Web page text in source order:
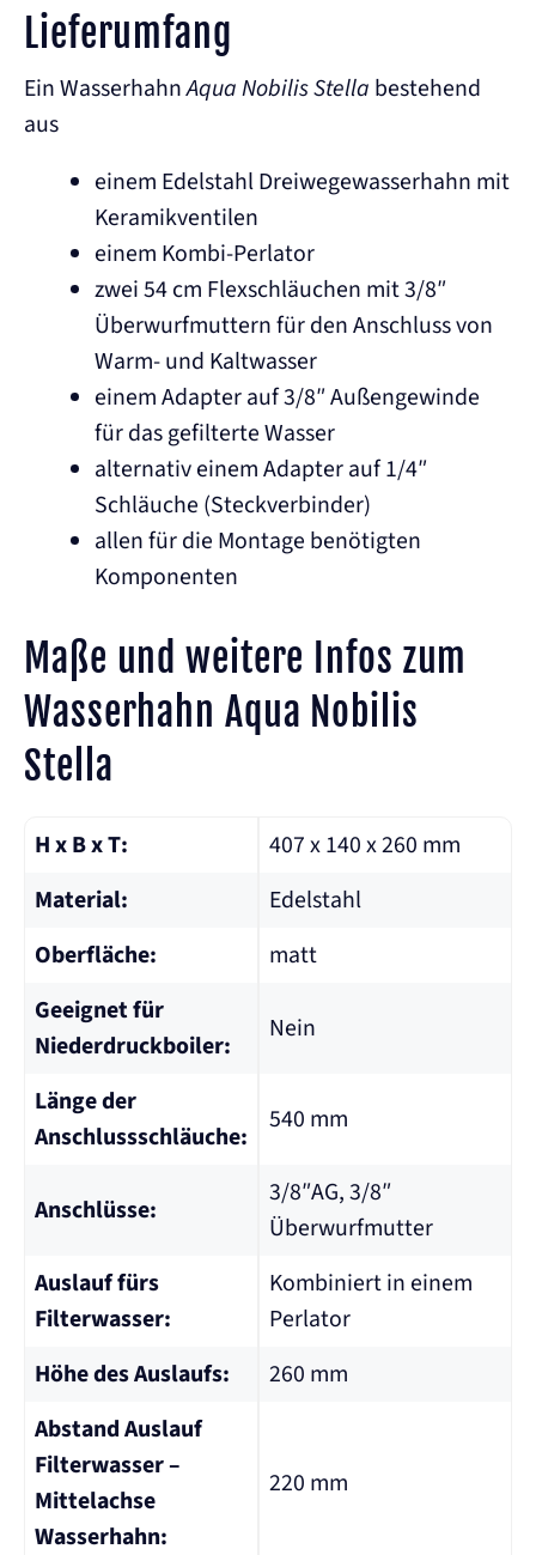
Lieferumfang
Ein WasserhahnAqua Nobilis Stella bestehend
aus
einem Edelstahl Dreiwegewasserhahn mit
Keramikventilen
einem Kombi-Perlator
zwei 54 cm Flexschläuchen mit 3/8″
Überwurfmuttern für den Anschluss von
Warm- und Kaltwasser
einem Adapter auf 3/8″ Außengewinde
für das gefilterte Wasser
alternativ einem Adapter auf 1/4″
Schläuche (Steckverbinder)
allen für die Montage benötigten
Komponenten
Maße und weitere Infos zum
Wasserhahn Aqua Nobilis
Stella
H x B x T:
407 x 140 x 260 mm
Material:
Edelstahl
Oberfläche:
matt
Geeignet für
Niederdruckboiler:
Nein
Länge der
Anschlussschläuche:
540 mm
Anschlüsse:
3/8″AG, 3/8″
Überwurfmutter
Auslauf fürs
Filterwasser:
Kombiniert in einem
Perlator
Höhe des Auslaufs:
260 mm
Abstand Auslauf
Filterwasser –
Mittelachse
Wasserhahn:
220 mm